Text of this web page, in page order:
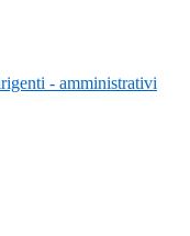
- amministrativi